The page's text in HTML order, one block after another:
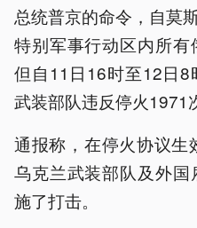
总统普京的命令，自莫
特别军事行动区内所有
但自11日16时至12日8
武装部队违反停火1971
通报称，在停火协议生
乌克兰武装部队及外
施了打击。